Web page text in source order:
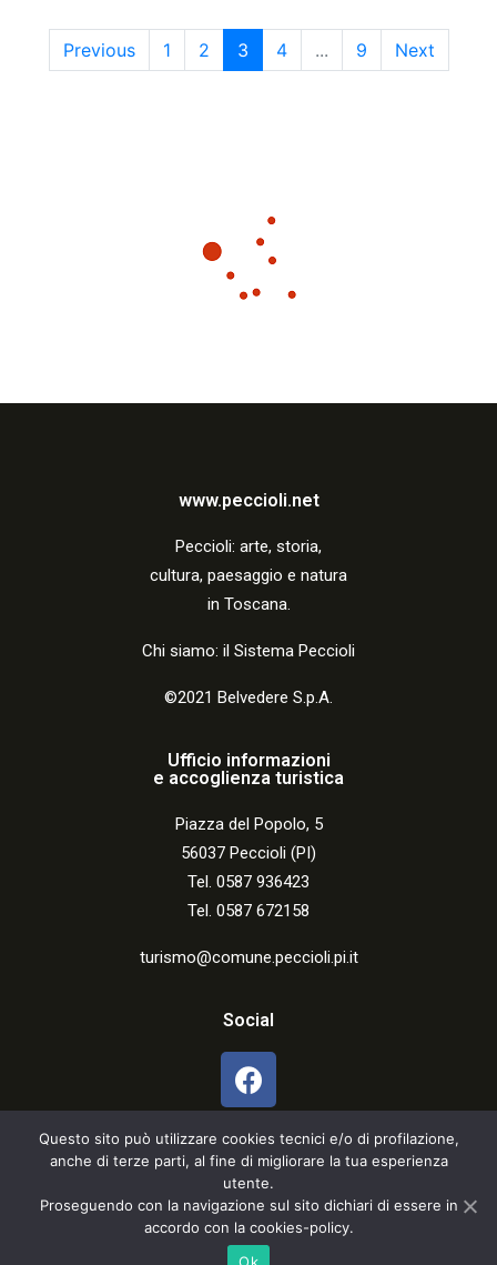
Previous 1 2 3 4 ... 9 Next
www.peccioli.net
Peccio li: arte, storia,
cultura, paesaggio e natura
in Toscana.
Chi siamo: il Sistema Peccioli
©2021 Belvedere S.p.A.
Ufficio informazioni
e accoglienza turistica
Piazza del Popolo, 5
56037 Peccioli (PI)
Tel. 0587 936423
Tel. 0587 672158
turismo@comune.peccioli.pi.it
Social
Cookies & Privacy
Questo sito può utilizzare cookies tecnici e/o di profilazione,
anche di terze parti, al fine di migliorare la tua esperienza
utente.
Proseguendo con la navigazione sul sito dichiari di essere in
accordo con la cookies-policy.
Ok